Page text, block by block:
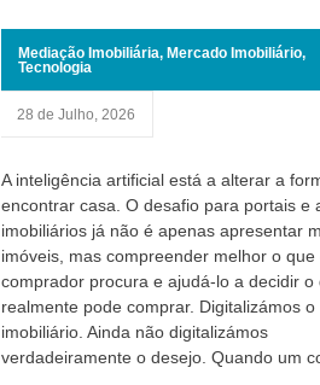
Mediação Imobiliária, Mercado Imobiliário,
Tecnologia
28 de Julho, 2026
A inteligência artificial está a alterar a
encontrar casa. O desafio para portais e
imobiliários já não é apenas apresentar
imóveis, mas compreender melhor o que
comprador procura e ajudá-lo a decidir o
realmente pode comprar. Digitalizámos
imobiliário. Ainda não digitalizámos
verdadeiramente o desejo. Quando um